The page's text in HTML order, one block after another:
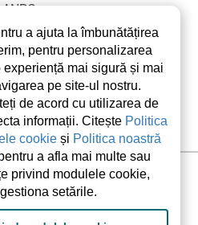
ANPC
SOL
drepturile rezervate.
a ajuta la îmbunătățirea
pentru personalizarea
mai sigură și mai
pe site-ul nostru.
de acord cu utilizarea de
informații. Citește Politica
cookie și Politica noastră
a afla mai multe sau
privind modulele cookie,
setările.